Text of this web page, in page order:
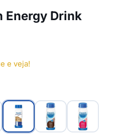
Energy Drink
e veja!